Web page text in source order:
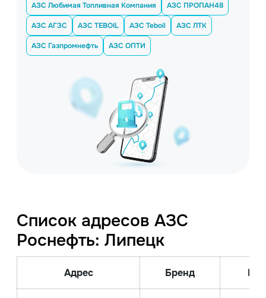
АЗС Любимая Топливная Компания АЗС ПРОПАН48
АЗС АГЗС АЗС TEBOIL АЗС Teboil АЗС ЛТК
АЗС Газпромнефть АЗС ОПТИ
Список адресов АЗС
Роснефть: Липецк
Адрес Бренд